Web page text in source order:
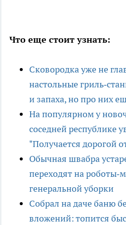
Что еще стоит узнать:
Сковородка уже не
настольные
и запаха, но про них
На популярном у
соседней республике
"Получается дорогой
Обычная швабра
переходят на
генеральной уборки
Собрал на даче баню
вложений: топится